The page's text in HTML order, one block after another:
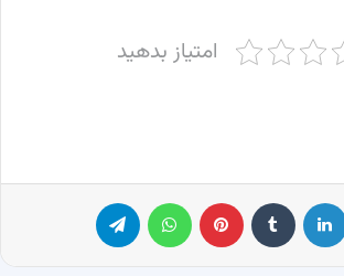
امتیاز بدهید
لینکدین ‫تامبلر پینترست